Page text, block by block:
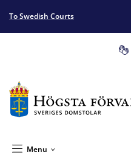
To Swedish Courts
Menu